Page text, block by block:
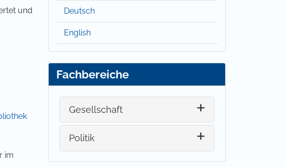
und
im
Deutsch
English
Fachbereiche
Gesellschaft
Politik